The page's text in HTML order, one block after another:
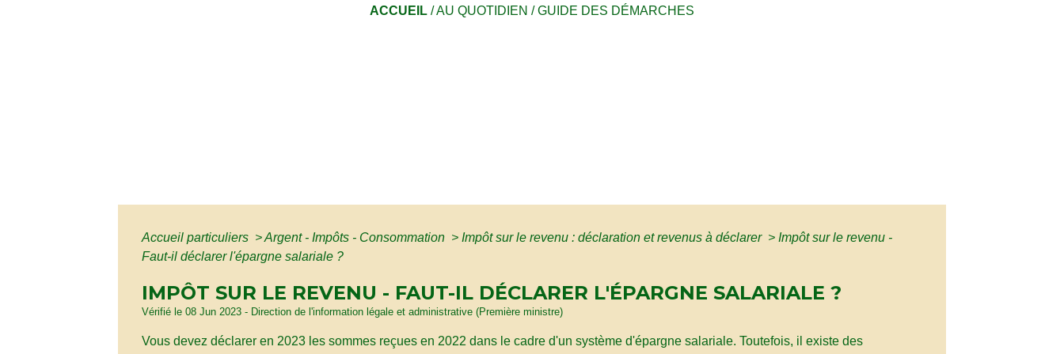
ACCUEIL /AU QUOTIDIEN /GUIDE DES DÉMARCHES
Accueil particuliers > Argent - Impôts - Consommation > Impôt sur le revenu : déclaration et revenus à déclarer > Impôt sur le revenu -
Faut-il déclarer l'épargne salariale ?
IMPÔT SUR LE REVENU - FAUT-IL DÉCLARER L'ÉPARGNE SALARIALE ?
Vérifié le 08 Jun 2023 - Direction de l'information légale et administrative (Première ministre)
Vous devez déclarer en 2023 les sommes reçues en 2022 dans le cadre d'un système d'épargne salariale. Toutefois, il existe des